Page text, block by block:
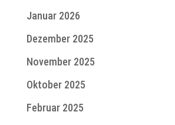
Januar 2026
Dezember 2025
November 2025
Oktober 2025
Februar 2025